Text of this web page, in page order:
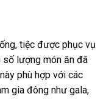
tiệc được phục vụ
lượng món ăn đã
phù hợp với các
gia đông như gala,